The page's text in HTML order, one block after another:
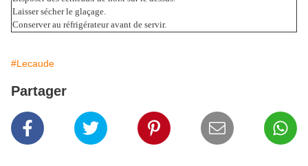
Laisser sécher le glaçage.
Conserver au réfrigérateur avant de servir.
#Lecaude
Partager